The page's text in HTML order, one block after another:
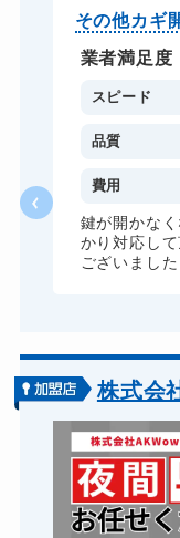
金庫カギ修
金庫カギ交換
ロッカーカ
その他カギ
業者満足度
スピード
品質
費用
鍵が開かな
かり対応し
ございました
株式会